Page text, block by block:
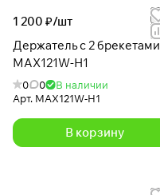
1 200 ₽/шт
Держатель с 2 брекетами
MAX121W-H1
0 0
В наличии
Арт. MAX121W-H1
В корзину